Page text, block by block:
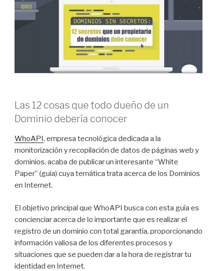
Las 12 cosas que todo dueño de un
Dominio debería conocer
WhoAPI , empresa tecnológica dedicada a la
monitorización y recopilación de datos de páginas web y
dominios, acaba de publicar un interesante “White
Paper” (guía) cuya temática trata acerca de los Dominios
en Internet.
El objetivo principal que WhoAPI busca con esta guía es
concienciar acerca de lo importante que es realizar el
registro de un dominio con total garantía, proporcionando
información valiosa de los diferentes procesos y
situaciones que se pueden dar a la hora de registrar tu
identidad en Internet.